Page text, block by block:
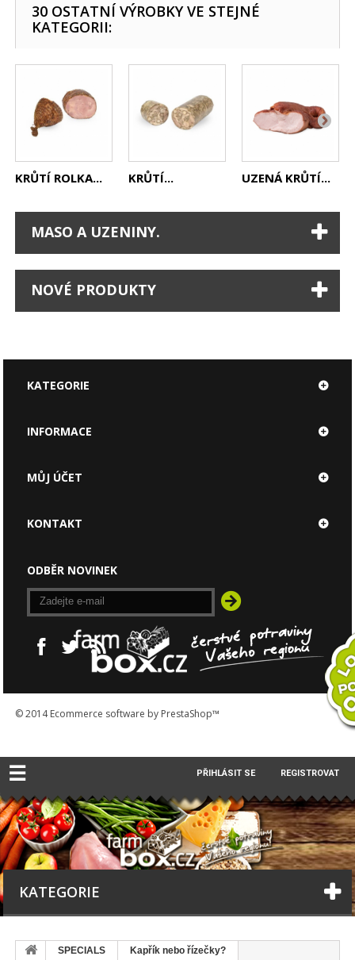
30 OSTATNÍ VÝROBKY VE STEJNÉ
KATEGORII:
KRŮTÍ ROLKA... KRŮTÍ... UZENÁ KRŮTÍ...
MASO A UZENINY.
NOVÉ PRODUKTY
KATEGORIE
INFORMACE
© 2014Ecommerce software by PrestaShop™
MŮJ ÚČET
KONTAKT
ODBĚR NOVINEK
☰ PŘIHLÁSIT SE REGISTROVAT
KATEGORIE
SPECIALS Kapřík nebo řízečky?